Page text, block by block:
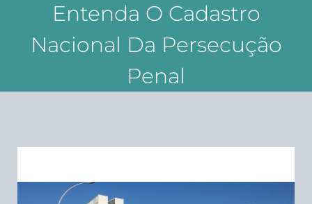
Entenda O Cadastro
Nacional Da Persecução
Penal